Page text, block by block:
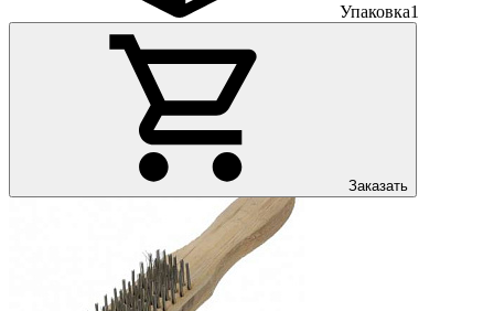
Упаковка1
Заказать